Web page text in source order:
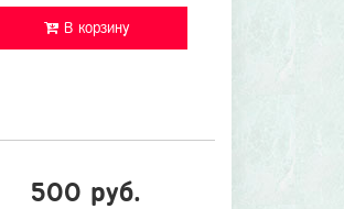
В корзину
500 руб.